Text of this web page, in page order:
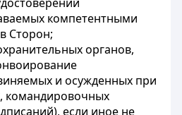
компетентными
Сторон;
органов,
и осужденных при
командировочных
если иное не